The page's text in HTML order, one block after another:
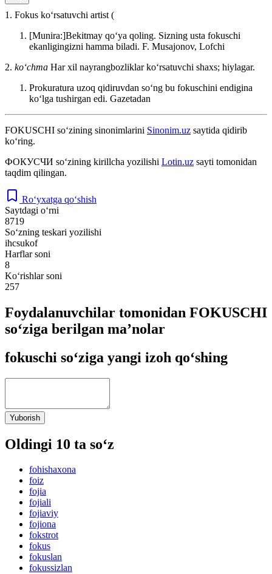
1. Fokus koʻrsatuvchi artist (
[Munira:]Bekitmay qoʻya qoling. Sizning usta fokuschi
ekanligingizni hamma biladi. F. Musajonov, Lofchi
2. koʻchma Har xil nayrangbozliklar koʻrsatuvchi shaxs; hiylagar.
Prokuratura uzoq qidiruvdan soʻng bu fokuschini endigina
koʻlga tushirgan edi. Gazetadan
FOKUSCHI so‘zining sinonimlarini Sinonim.uz saytida qidirib
ko‘ring.
ФОКУСЧИ so‘zining kirillcha yozilishi Lotin.uz sayti tomonidan
taqdim qilingan.
Ro‘yxatga qo‘shish
Saytdagi o‘rni
8719
So‘zning teskari yozilishi
ihcsukof
Harflar soni
8
Ko‘rishlar soni
257
Foydalanuvchilar tomonidan FOKUSCHI
so‘ziga berilgan ma’nolar
fokuschi so‘ziga yangi izoh qo‘shing
Yuborish
Oldingi 10 ta so‘z
fohishaxona
foiz
fojia
fojiali
fojiaviy
fojiona
fokstrot
fokus
fokuslan
fokussizlan